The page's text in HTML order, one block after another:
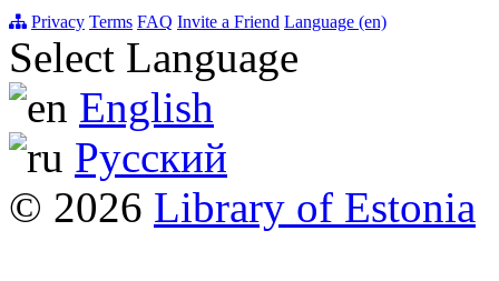
Privacy Terms FAQ Invite a Friend Language (en)
Select Language
English
Русский
© 2026 Library of Estonia